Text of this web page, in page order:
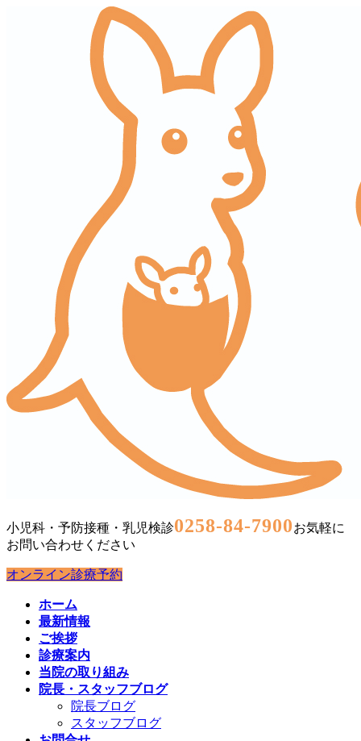
小児科・予防接種・乳児検診0258-84-7900お気軽に
お問い合わせください
オンライン診療予約
ホーム
最新情報
ご挨拶
診療案内
当院の取り組み
院長・スタッフブログ
院長ブログ
スタッフブログ